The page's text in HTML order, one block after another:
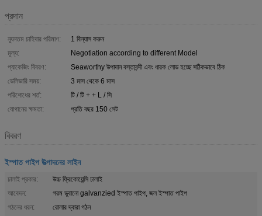
প্রদান
ন্যূনতম চাহিদার পরিমাণ:
1 বিন্যাস করুন
মূল্য:
Negotiation according to different Model
প্যাকেজিং বিবরণ:
Seaworthy উপাদান বস্তাবন্দী এবং ধারক লোড হচ্ছে সঠিকভাবে ঠিক
ডেলিভারি সময়:
3 মাস থেকে 6 মাস
পরিশোধের শর্ত:
টি / টি + + L / সি
যোগানের ক্ষমতা:
প্রতি বছর 150 সেট
বিবরণ
ইস্পাত পাইপ উত্পাদনের লাইন
ঢালাই প্রকার:
উচ্চ ফ্রিকোয়েন্সি ঢালাই
আবেদন:
গরম ডুবানো galvanzied ইস্পাত পাইপ, জল ইস্পাত পাইপ
গঠনের ধরন:
রোলার দ্বারা গঠন